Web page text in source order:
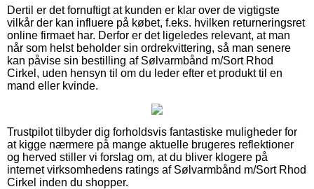
Dertil er det fornuftigt at kunden er klar over de vigtigste
vilkår der kan influere på købet, f.eks. hvilken returneringsret
online firmaet har. Derfor er det ligeledes relevant, at man
når som helst beholder sin ordrekvittering, så man senere
kan påvise sin bestilling af Sølvarmbånd m/Sort Rhod
Cirkel, uden hensyn til om du leder efter et produkt til en
mand eller kvinde.
Trustpilot tilbyder dig forholdsvis fantastiske muligheder for
at kigge nærmere på mange aktuelle brugeres reflektioner
og herved stiller vi forslag om, at du bliver klogere på
internet virksomhedens ratings af Sølvarmbånd m/Sort Rhod
Cirkel inden du shopper.